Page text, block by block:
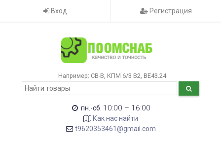
Вход Регистрация
Например: CB-B КПМ 6/3 В2 ВЕ43.24
пн.-сб. 10:00 – 16:00
Как нас найти
t9620353461@gmail.com